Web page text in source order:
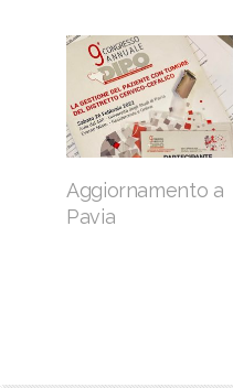
Aggiornamento a
Pavia